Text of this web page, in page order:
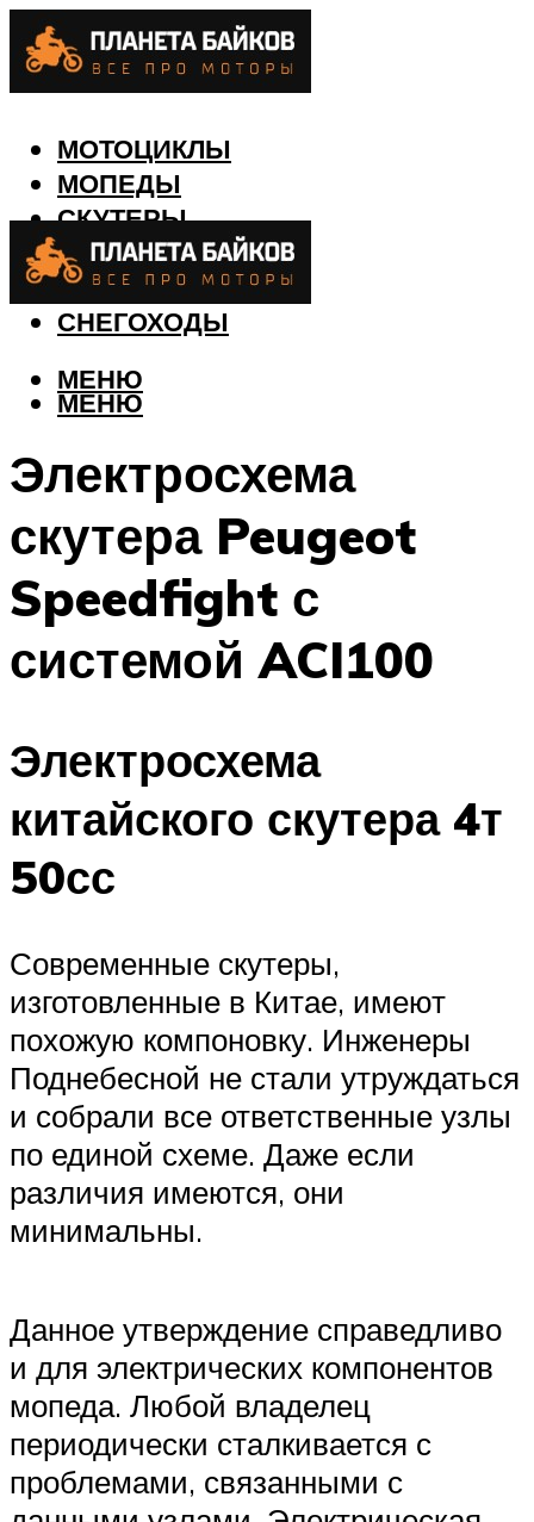
МОТОЦИКЛЫ
МОПЕДЫ
СКУТЕРЫ
КВАДРОЦИКЛЫ
ЛОДКИ
СНЕГОХОДЫ
МЕНЮ
МЕНЮ
Электросхема
скутера Peugeot
Speedfight с
системой ACI100
Электросхема
китайского скутера 4т
50сс
Современные скутеры,
изготовленные в Китае, имеют
похожую компоновку. Инженеры
Поднебесной не стали утруждаться
и собрали все ответственные узлы
по единой схеме. Даже если
различия имеются, они
минимальны.
Данное утверждение справедливо
и для электрических компонентов
мопеда. Любой владелец
периодически сталкивается с
проблемами, связанными с